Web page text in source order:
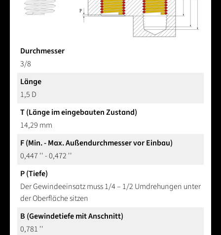
Durchmesser
3/8
Länge
1,5 D
T (Länge im eingebauten Zustand)
14,29 mm
F (Min. - Max. Außendurchmesser vor Einbau)
0,447 '' - 0,472 ''
P (Tiefe)
Der Gewindeeinsatz muss 1/4 – 1/2 Umdrehungen unter
der Oberfläche sitzen
B (Gewindetiefe mit Anschnitt)
0,781 ''